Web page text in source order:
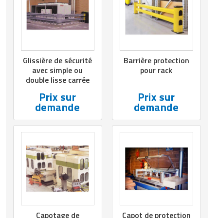
Matériel de musculation
Vêtement sportif
Rôtisserie professionnelle
Table de cuisson professionnelle
Tables de préparation réfrigérées
Ustensile de cuisine
Vaisselle restaurant
Vitrines réfrigérées
Glissière de sécurité
avec simple ou
double lisse carrée
Prix sur
demande
Barrière protection
pour rack
Prix sur
demande
Capotage de Capot de protection